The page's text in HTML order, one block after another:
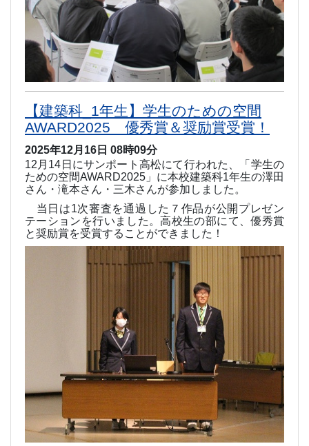
【建築科_1年生】学生のための空間
AWARD2025 優秀賞＆奨励賞受賞！
2025年12月16日 08時09分
12 月 14 日にサンポート高松にて行われた、「学生の
ための空間AWARD2025 」に本校建築科1年生の澤田
さん・滝本さん・三木さんが参加しました。
当日は1次審査を通過した７作品が公開プレゼン
テーションを行いました。高校生の部にて、優秀賞
と奨励賞を受賞することができました！